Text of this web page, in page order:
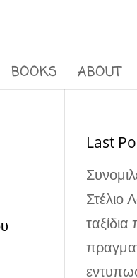
BOOKS ABOUT
Last
Στέλιο
ταξίδια